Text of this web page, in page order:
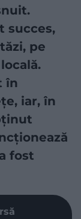
succes,
pe
în
iar, în
fost